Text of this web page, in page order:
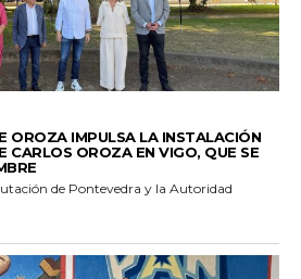
OROZA IMPULSA LA INSTALACIÓN
CARLOS OROZA EN VIGO, QUE SE
de Pontevedra y la Autoridad